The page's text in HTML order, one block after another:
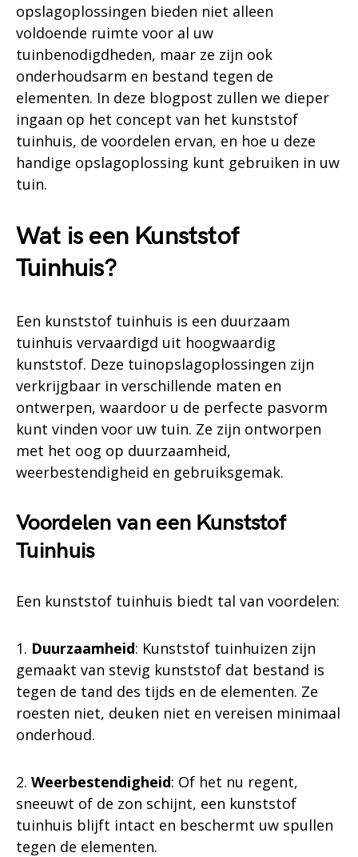
opslagoplossingen bieden niet alleen
voldoende ruimte voor al uw
tuinbenodigdheden, maar ze zijn ook
onderhoudsarm en bestand tegen de
elementen. In deze blogpost zullen we dieper
ingaan op het concept van het kunststof
tuinhuis, de voordelen ervan, en hoe u deze
handige opslagoplossing kunt gebruiken in uw
tuin.
Wat is een Kunststof
Tuinhuis?
Een kunststof tuinhuis is een duurzaam
tuinhuis vervaardigd uit hoogwaardig
kunststof. Deze tuinopslagoplossingen zijn
verkrijgbaar in verschillende maten en
ontwerpen, waardoor u de perfecte pasvorm
kunt vinden voor uw tuin. Ze zijn ontworpen
met het oog op duurzaamheid,
weerbestendigheid en gebruiksgemak.
Voordelen van een Kunststof
Tuinhuis
Een kunststof tuinhuis biedt tal van voordelen:
1. Duurzaamheid: Kunststof tuinhuizen zijn
gemaakt van stevig kunststof dat bestand is
tegen de tand des tijds en de elementen. Ze
roesten niet, deuken niet en vereisen minimaal
onderhoud.
2. Weerbestendigheid: Of het nu regent,
sneeuwt of de zon schijnt, een kunststof
tuinhuis blijft intact en beschermt uw spullen
tegen de elementen.